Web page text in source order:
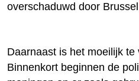
overschaduwd door Brussel
Daarnaast is het moeilijk
Binnenkort beginnen de